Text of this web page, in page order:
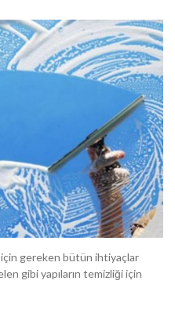
gereken bütün ihtiyaçlar
gibi yapıların temizliği için